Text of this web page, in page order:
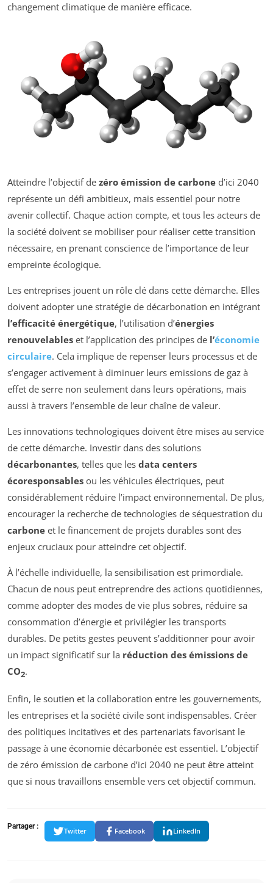
changement climatique de manière efficace.
Atteindre l’objectif de zéro émission de carbone d’ici 2040
représente un défi ambitieux, mais essentiel pour notre
avenir collectif. Chaque action compte, et tous les acteurs de
la société doivent se mobiliser pour réaliser cette transition
nécessaire, en prenant conscience de l’importance de leur
empreinte écologique.
Les entreprises jouent un rôle clé dans cette démarche. Elles
doivent adopter une stratégie de décarbonation en intégrant
l’efficacité énergétique, l’utilisation d’énergies
renouvelables et l’application des principes de l’économie
circulaire. Cela implique de repenser leurs processus et de
s’engager activement à diminuer leurs emissions de gaz à
effet de serre non seulement dans leurs opérations, mais
aussi à travers l’ensemble de leur chaîne de valeur.
Les innovations technologiques doivent être mises au service
de cette démarche. Investir dans des solutions
décarbonantes, telles que les data centers
écoresponsables ou les véhicules électriques, peut
considérablement réduire l’impact environnemental. De plus,
encourager la recherche de technologies de séquestration du
carbone et le financement de projets durables sont des
enjeux cruciaux pour atteindre cet objectif.
À l’échelle individuelle, la sensibilisation est primordiale.
Chacun de nous peut entreprendre des actions quotidiennes,
comme adopter des modes de vie plus sobres, réduire sa
consommation d’énergie et privilégier les transports
durables. De petits gestes peuvent s’additionner pour avoir
un impact significatif sur la réduction des émissions de
CO2.
Enfin, le soutien et la collaboration entre les gouvernements,
les entreprises et la société civile sont indispensables. Créer
des politiques incitatives et des partenariats favorisant le
passage à une économie décarbonée est essentiel. L’objectif
de zéro émission de carbone d’ici 2040 ne peut être atteint
que si nous travaillons ensemble vers cet objectif commun.
Partager :
Twitter Facebook LinkedIn